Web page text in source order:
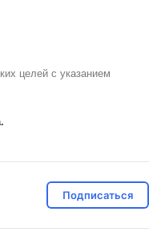
целей с указанием
Подписаться